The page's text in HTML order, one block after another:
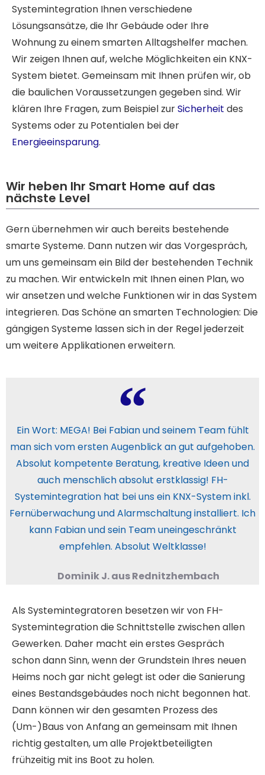
Systemintegration Ihnen verschiedene
Lösungsansätze, die Ihr Gebäude oder Ihre
Wohnung zu einem smarten Alltagshelfer machen.
Wir zeigen Ihnen auf, welche Möglichkeiten ein KNX-
System bietet. Gemeinsam mit Ihnen prüfen wir, ob
die baulichen Voraussetzungen gegeben sind. Wir
klären Ihre Fragen, zum Beispiel zurSicherheit des
Systems oder zu Potentialen bei der
Energieeinsparung.
Wir heben Ihr Smart Home auf das
nächste Level
Gern übernehmen wir auch bereits bestehende
smarte Systeme. Dann nutzen wir das Vorgespräch,
um uns gemeinsam ein Bild der bestehenden Technik
zu machen. Wir entwickeln mit Ihnen einen Plan, wo
wir ansetzen und welche Funktionen wir in das System
integrieren. Das Schöne an smarten Technologien: Die
gängigen Systeme lassen sich in der Regel jederzeit
um weitere Applikationen erweitern.
Ein Wort: MEGA! Bei Fabian und seinem Team fühlt
man sich vom ersten Augenblick an gut aufgehoben.
Absolut kompetente Beratung, kreative Ideen und
auch menschlich absolut erstklassig! FH-
Systemintegration hat bei uns ein KNX-System inkl.
Fernüberwachung und Alarmschaltung installiert. Ich
kann Fabian und sein Team uneingeschränkt
empfehlen. Absolut Weltklasse!
Dominik J. aus Rednitzhembach
Als Systemintegratoren besetzen wir von FH-
Systemintegration die Schnittstelle zwischen allen
Gewerken. Daher macht ein erstes Gespräch
schon dann Sinn, wenn der Grundstein Ihres neuen
Heims noch gar nicht gelegt ist oder die Sanierung
eines Bestandsgebäudes noch nicht begonnen hat.
Dann können wir den gesamten Prozess des
(Um-)Baus von Anfang an gemeinsam mit Ihnen
richtig gestalten, um alle Projektbeteiligten
frühzeitig mit ins Boot zu holen.